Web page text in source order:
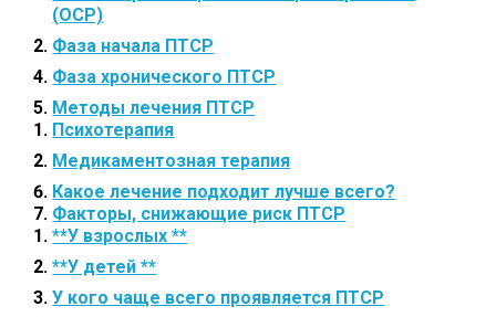
(ОСР)
Фаза начала ПТСР
Фаза хронического ПТСР
Методы лечения ПТСР
Психотерапия
Медикаментозная терапия
Какое лечение подходит лучше всего?
Факторы, снижающие риск ПТСР
**У взрослых **
**У детей **
У кого чаще всего проявляется ПТСР